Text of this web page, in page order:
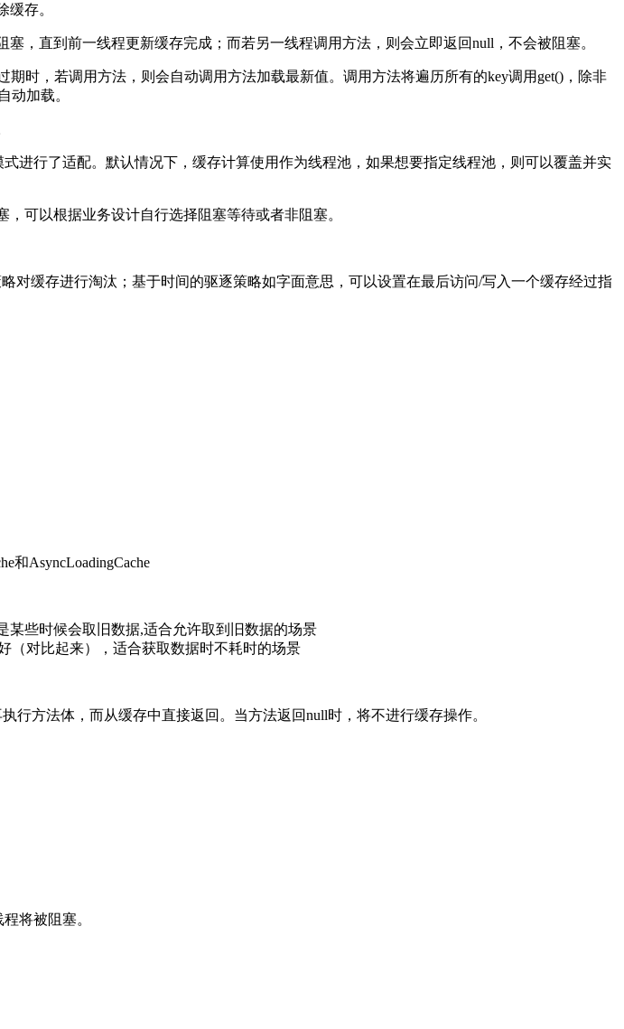
存。
，直到前一线程更新缓存完成；而若另一线程调用方法，则会立即返回null，不会被阻塞。
时，若调用方法，则会自动调用方法加载最新值。调用方法将遍历所有的key调用get()，除非
动加载。
进行了适配。默认情况下，缓存计算使用作为线程池，如果想要指定线程池，则可以覆盖并实
可以根据业务设计自行选择阻塞等待或者非阻塞。
对缓存进行淘汰；基于时间的驱逐策略如字面意思，可以设置在最后访问/写入一个缓存经过指
和AsyncLoadingCache
某些时候会取旧数据,适合允许取到旧数据的场景
（对比起来），适合获取数据时不耗时的场景
行方法体，而从缓存中直接返回。当方法返回null时，将不进行缓存操作。
将被阻塞。